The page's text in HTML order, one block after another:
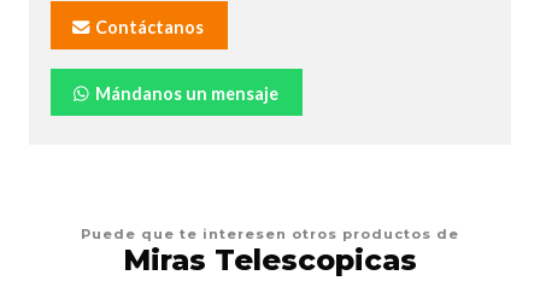
Contáctanos
Mándanos un mensaje
Puede que te interesen otros productos de
Miras Telescopicas